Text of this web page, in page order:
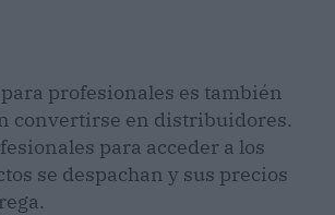
profesionales es también
convertirse en distribuidores.
para acceder a los
se despachan y sus precios